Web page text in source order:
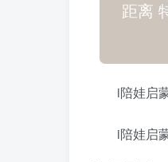
距离
i陪娃启
i陪娃启